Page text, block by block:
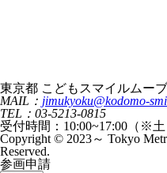
東京都 こどもスマイルムー
MAIL： jimukyoku@kodomo-
TEL：03-5213-0815
受付時間：10:00~17:00（※土
Copyright © 2023～ Tokyo
Reserved.
参画申請